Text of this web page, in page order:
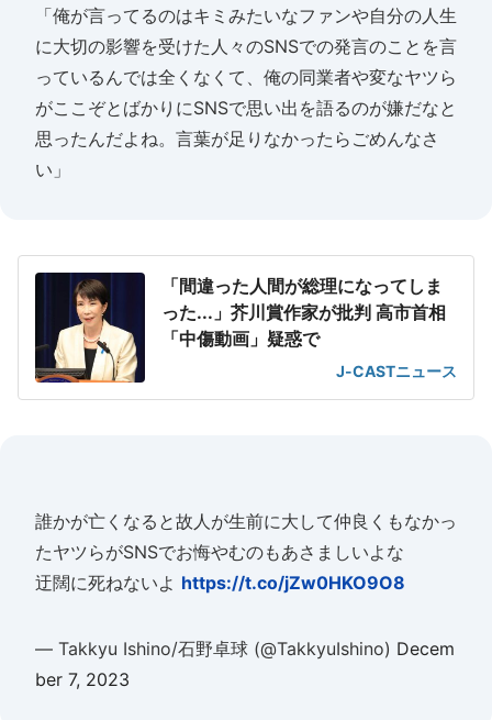
「俺が言ってるのはキミみたいなファンや自分の人生
に大切の影響を受けた人々のSNSでの発言のことを言
っているんでは全くなくて、俺の同業者や変なヤツら
がここぞとばかりにSNSで思い出を語るのが嫌だなと
思ったんだよね。言葉が足りなかったらごめんなさ
い」
「間違った人間が総理になってしま
った...」芥川賞作家が批判 高市首相
「中傷動画」疑惑で
J-CASTニュース
誰かが亡くなると故人が生前に大して仲良くもなかっ
たヤツらがSNSでお悔やむのもあさましいよな
迂闊に死ねないよ https://t.co/jZw0HKO9O8
— Takkyu Ishino/石野卓球 (@TakkyuIshino) Decem
ber 7, 2023